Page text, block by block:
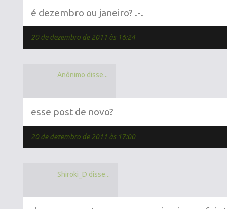
é dezembro ou janeiro? .-.
20 de dezembro de 2011 às 16:24
Anônimo disse...
esse post de novo?
20 de dezembro de 2011 às 17:00
Shiroki_D disse...